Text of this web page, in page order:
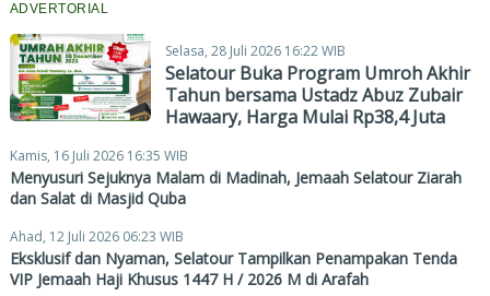
ADVERTORIAL
Selasa, 28 Juli 2026 16:22 WIB
Selatour Buka Program Umroh Akhir
Tahun bersama Ustadz Abuz Zubair
Hawaary, Harga Mulai Rp38,4 Juta
Kamis, 16 Juli 2026 16:35 WIB
Menyusuri Sejuknya Malam di Madinah, Jemaah Selatour Ziarah
dan Salat di Masjid Quba
Ahad, 12 Juli 2026 06:23 WIB
Eksklusif dan Nyaman, Selatour Tampilkan Penampakan Tenda
VIP Jemaah Haji Khusus 1447 H / 2026 M di Arafah